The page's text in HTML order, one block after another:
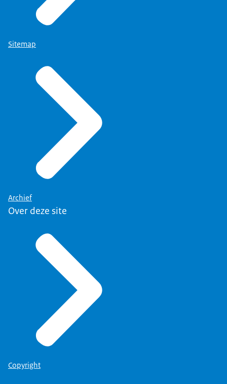
Sitemap
Archief
Over deze site
Copyright